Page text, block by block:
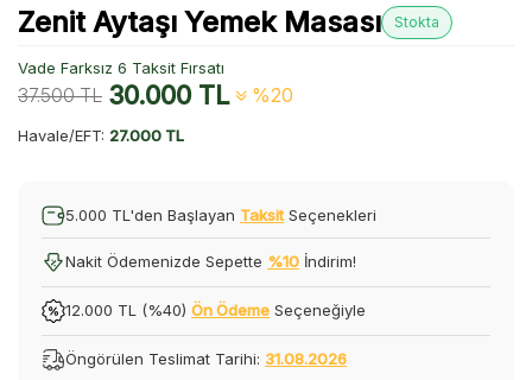
Zenit Aytaşı Yemek Masası Stokta
Vade Farksız 6 Taksit Fırsatı
37.500TL 30.000TL %20
Havale/EFT: 27.000 TL
5.000 TL'den Başlayan Taksit Seçenekleri
Nakit Ödemenizde Sepette %10 İndirim!
12.000 TL (%40) Ön Ödeme Seçeneğiyle
Öngörülen Teslimat Tarihi: 31.08.2026